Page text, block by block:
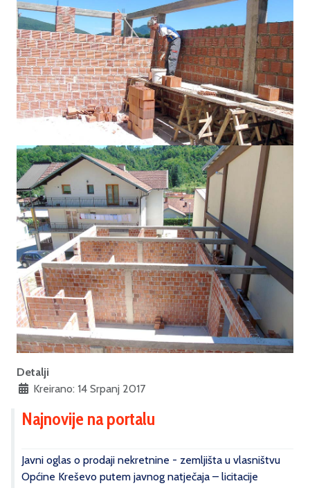
Detalji
Kreirano: 14 Srpanj 2017
Najnovije na portalu
Javni oglas o prodaji nekretnine - zemljišta u vlasništvu
Općine Kreševo putem javnog natječaja – licitacije